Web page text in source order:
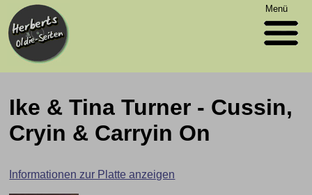
Menü
Ike & Tina Turner - Cussin,
Cryin & Carryin On
Informationen zur Platte anzeigen